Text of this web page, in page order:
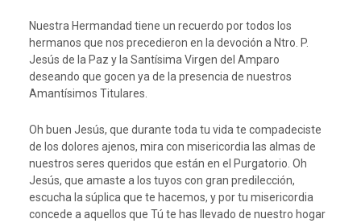
Nuestra Hermandad tiene un recuerdo por todos los
hermanos que nos precedieron en la devoción a Ntro. P.
Jesús de la Paz y la Santísima Virgen del Amparo
deseando que gocen ya de la presencia de nuestros
Amantísimos Titulares.
Oh buen Jesús, que durante toda tu vida te compadeciste
de los dolores ajenos, mira con misericordia las almas de
nuestros seres queridos que están en el Purgatorio. Oh
Jesús, que amaste a los tuyos con gran predilección,
escucha la súplica que te hacemos, y por tu misericordia
concede a aquellos que Tú te has llevado de nuestro hogar